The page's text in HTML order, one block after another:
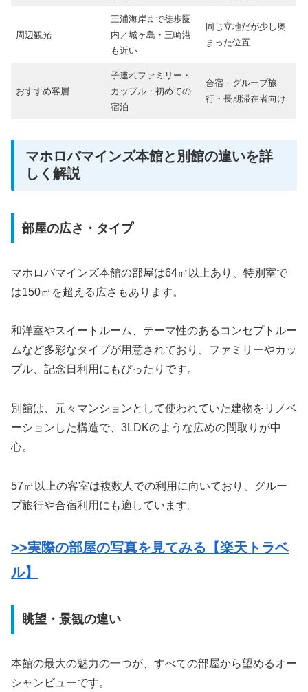
周辺観光
三浦海岸まで徒歩圏
内／城ヶ島・三崎港
も近い
同じ立地だが少し奥
まった位置
おすすめ客層
子連れファミリー・
カップル・初めての
宿泊
合宿・グループ旅
行・長期滞在者向け
マホロバマインズ本館と別館の違いを詳
しく解説
部屋の広さ・タイプ
マホロバマインズ本館の部屋は64㎡以上あり、特別室で
は150㎡を超える広さもあります。
和洋室やスイートルーム、テーマ性のあるコンセプトルー
ムなど多彩なタイプが用意されており、ファミリーやカッ
プル、記念日利用にもぴったりです。
別館は、元々マンションとして使われていた建物をリノベ
ーションした構造で、3LDKのような広めの間取りが中
心。
57㎡以上の客室は複数人での利用に向いており、グルー
プ旅行や合宿利用にも適しています。
>>実際の部屋の写真を見てみる【楽天トラベ
ル】
眺望・景観の違い
本館の最大の魅力の一つが、すべての部屋から望めるオー
シャンビューです。